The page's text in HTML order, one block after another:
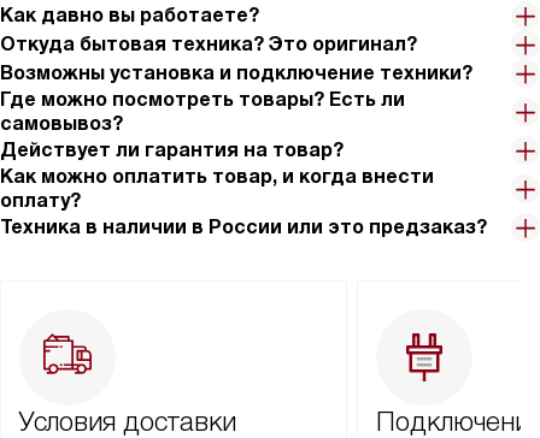
Как давно вы работаете?
Откуда бытовая техника? Это оригинал?
Возможны установка и подключение техники?
Где можно посмотреть товары? Есть ли
самовывоз?
Действует ли гарантия на товар?
Как можно оплатить товар, и когда внести
оплату?
Техника в наличии в России или это предзаказ?
Условия доставки